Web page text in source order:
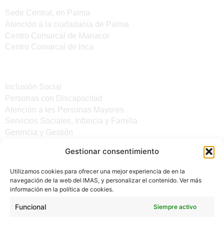
Gestionar consentimiento
Utilizamos cookies para ofrecer una mejor experiencia de en la
navegación de la web del IMAS, y personalizar el contenido. Ver más
información en la política de cookies.
Funcional Siempre activo
Sede Central, en Palma
Atención a la ciudadanía de Palma
Centro Comarcal de Manacor
Centro Comarcal de Inca
Inclusión Social
Personas con Discapacitad
Atención a les Personas Mayores
Servicios Sociales, Infancia y Familia
Gerencia y Gestión
Otros enlaces
Noticias
Sede electrónica del CiM
Protección de Datos